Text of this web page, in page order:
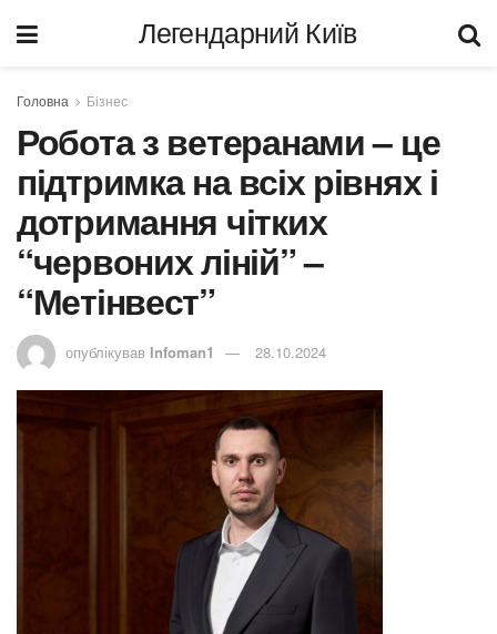
Легендарний Київ
Головна Бізнес
Робота з ветеранами – це
підтримка на всіх рівнях і
дотримання чітких
“червоних ліній” –
“Метінвест”
опублікував Infoman1 28.10.2024